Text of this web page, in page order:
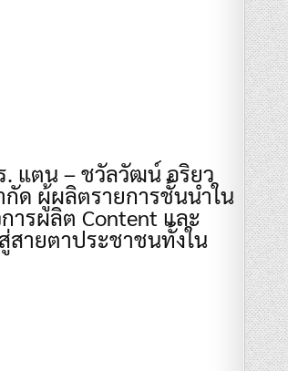
. แตน – ชวัลวัฒน์ อริยว
ด ผู้ผลิตรายการชั้นนำใน
ารผลิต Content และ
สายตาประชาชนทั้งใน